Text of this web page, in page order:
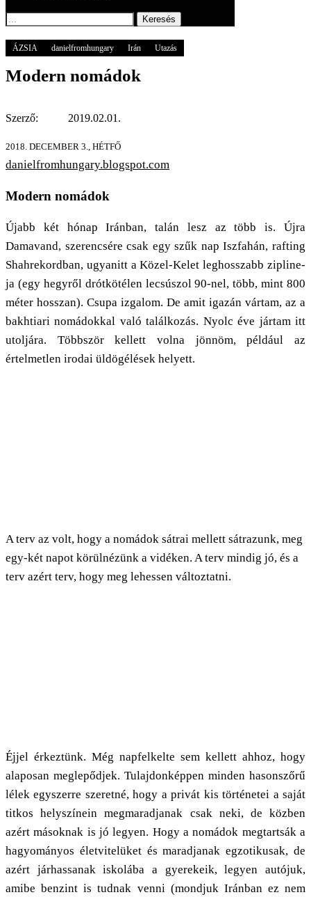
Keresés
ÁZSIA danielfromhungary Irán Utazás
Modern nomádok
Szerző: 2019.02.01.
2018. DECEMBER 3., HÉTFŐ
danielfromhungary.blogspot.com
Modern nomádok
Újabb két hónap Iránban, talán lesz az több is. Újra
Damavand, szerencsére csak egy szűk nap Iszfahán, rafting
Shahrekordban, ugyanitt a Közel-Kelet leghosszabb zipline-
ja (egy hegyről drótkötélen lecsúszol 90-nel, több, mint 800
méter hosszan). Csupa izgalom. De amit igazán vártam, az a
bakhtiari nomádokkal való találkozás. Nyolc éve jártam itt
utoljára. Többször kellett volna jönnöm, például az
értelmetlen irodai üldögélések helyett.
A terv az volt, hogy a nomádok sátrai mellett sátrazunk, meg
egy-két napot körülnézünk a vidéken. A terv mindig jó, és a
terv azért terv, hogy meg lehessen változtatni.
Éjjel érkeztünk. Még napfelkelte sem kellett ahhoz, hogy
alaposan meglepődjek. Tulajdonképpen minden hasonszőrű
lélek egyszerre szeretné, hogy a privát kis történetei a saját
titkos helyszínein megmaradjanak csak neki, de közben
azért másoknak is jó legyen. Hogy a nomádok megtartsák a
hagyományos életvitelüket és maradjanak egzotikusak, de
azért járhassanak iskolába a gyerekeik, legyen autójuk,
amibe benzint is tudnak venni (mondjuk Iránban ez nem